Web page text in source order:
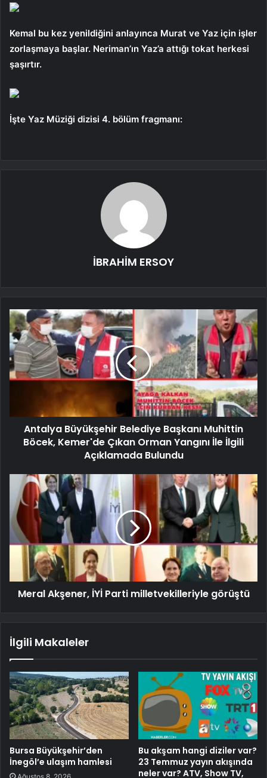
Kemal bu kez yenildiğini anlayınca Murat ve Yaz için işler
zorlaşmaya başlar. Neriman’ın Yaz’a attığı tokat herkesi
şaşırtır.
İşte Yaz Müziği dizisi 4. bölüm fragmanı:
İBRAHİM ERSOY
Antalya Büyükşehir Belediye Başkanı Muhittin
Böcek, Kemer'de Çıkan Orman Yangını İle İlgili
Açıklamada Bulundu
Meral Akşener, İYİ Parti milletvekilleriyle görüştü
İlgili Makaleler
Bursa Büyükşehir’den
İnegöl’e ulaşım hamlesi
Ağustos 8, 2026
Bu akşam hangi diziler var?
23 Temmuz yayın akışında
neler var? ATV, Show TV,